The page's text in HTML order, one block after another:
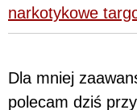
narkotykowe
Dla mniej
polecam dziś